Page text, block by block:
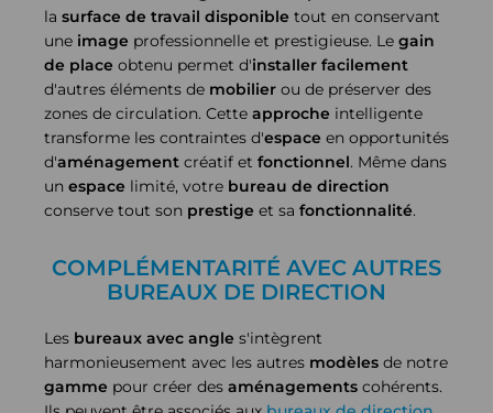
la surface de travail disponible tout en conservant
une image professionnelle et prestigieuse. Le gain
de place obtenu permet d'installer facilement
d'autres éléments de mobilier ou de préserver des
zones de circulation. Cette approche intelligente
transforme les contraintes d'espace en opportunités
d'aménagement créatif et fonctionnel. Même dans
un espace limité, votre bureau de direction
conserve tout son prestige et sa fonctionnalité.
COMPLÉMENTARITÉ AVEC AUTRES
BUREAUX DE DIRECTION
Les bureaux avec angle s'intègrent
harmonieusement avec les autres modèles de notre
gamme pour créer des aménagements cohérents.